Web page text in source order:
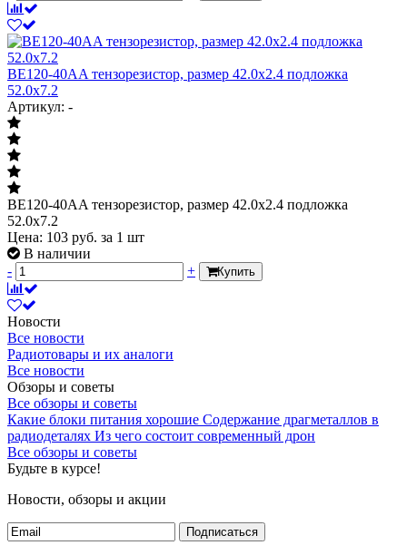
BE120-40AA тензорезистор, размер 42.0х2.4 подложка
52.0х7.2
Артикул: -
BE120-40AA тензорезистор, размер 42.0х2.4 подложка
52.0х7.2
Цена: 103 руб. за 1 шт
В наличии
-
+ Купить
Новости
Все новости
Радиотовары и их аналоги
Все новости
Обзоры и советы
Все обзоры и советы
Какие блоки питания хорошие Содержание драгметаллов в
радиодеталях Из чего состоит современный дрон
Все обзоры и советы
Будьте в курсе!
Новости, обзоры и акции
Подписаться